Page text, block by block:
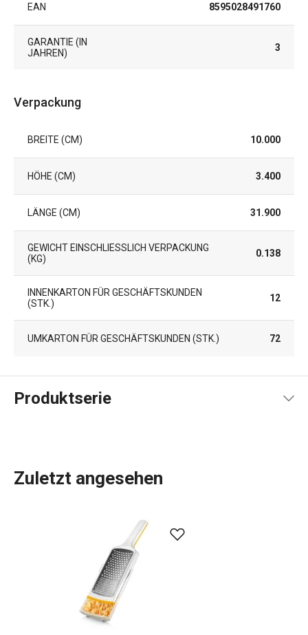
EAN 8595028491760
GARANTIE (IN
JAHREN)
3
Verpackung
BREITE (CM) 10.000
HÖHE (CM) 3.400
LÄNGE (CM) 31.900
GEWICHT EINSCHLIESSLICH VERPACKUNG (
KG)
0.138
INNENKARTON FÜR GESCHÄFTSKUNDEN
(STK.)
12
UMKARTON FÜR GESCHÄFTSKUNDEN (STK.) 72
Produktserie
Hause. Entdecken Sie dieKüchenutensilien und Gadgets
die Ihnen die Arbeit erleichtern: Zwiebel- und
Späneschneider, Hobel und
raffinierte Küchenwerkzeuge. In die HANDY-Linie haben
wir Utensilien aufgenommen, die immer eine Extra-Idee
Zuletzt angesehen